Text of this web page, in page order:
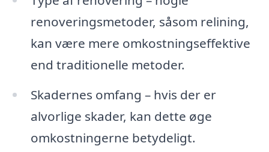
renoveringsmetoder, såsom relining,
kan være mere omkostningseffektive
end traditionelle metoder.
Skadernes omfang – hvis der er
alvorlige skader, kan dette øge
omkostningerne betydeligt.